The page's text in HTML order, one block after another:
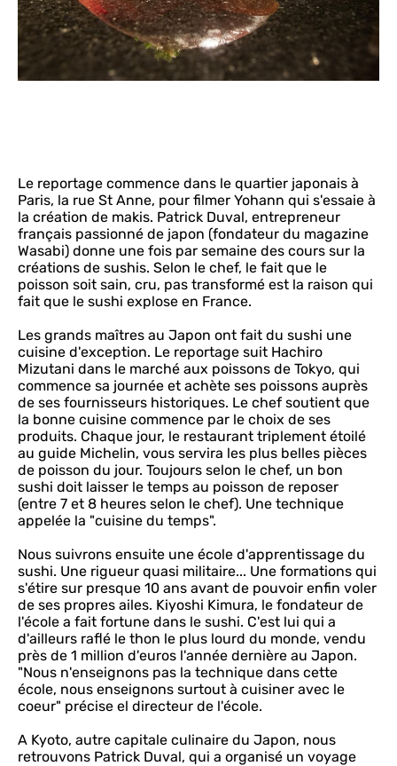
Le reportage commence dans le quartier japonais à
Paris, la rue St Anne, pour filmer Yohann qui s'essaie à
la création de makis. Patrick Duval, entrepreneur
français passionné de japon (fondateur du magazine
Wasabi) donne une fois par semaine des cours sur la
créations de sushis. Selon le chef, le fait que le
poisson soit sain, cru, pas transformé est la raison qui
fait que le sushi explose en France.
Les grands maîtres au Japon ont fait du sushi une
cuisine d'exception. Le reportage suit Hachiro
Mizutani dans le marché aux poissons de Tokyo, qui
commence sa journée et achète ses poissons auprès
de ses fournisseurs historiques. Le chef soutient que
la bonne cuisine commence par le choix de ses
produits. Chaque jour, le restaurant triplement étoilé
au guide Michelin, vous servira les plus belles pièces
de poisson du jour. Toujours selon le chef, un bon
sushi doit laisser le temps au poisson de reposer
(entre 7 et 8 heures selon le chef). Une technique
appelée la "cuisine du temps".
Nous suivrons ensuite une école d'apprentissage du
sushi. Une rigueur quasi militaire... Une formations qui
s'étire sur presque 10 ans avant de pouvoir enfin voler
de ses propres ailes. Kiyoshi Kimura, le fondateur de
l'école a fait fortune dans le sushi. C'est lui qui a
d'ailleurs raflé le thon le plus lourd du monde, vendu
près de 1 million d'euros l'année dernière au Japon.
"Nous n'enseignons pas la technique dans cette
école, nous enseignons surtout à cuisiner avec le
coeur" précise el directeur de l'école.
A Kyoto, autre capitale culinaire du Japon, nous
retrouvons Patrick Duval, qui a organisé un voyage